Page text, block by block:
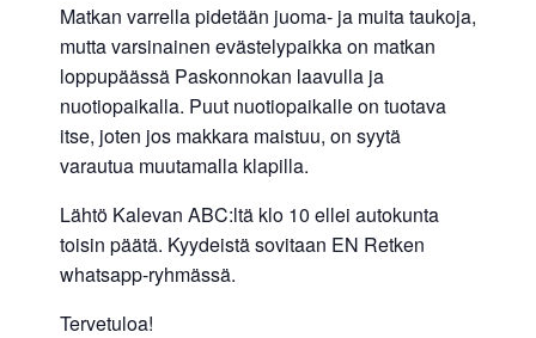
Matkan varrella pidetään juoma- ja muita taukoja,
mutta varsinainen evästelypaikka on matkan
loppupäässä Paskonnokan laavulla ja
nuotiopaikalla. Puut nuotiopaikalle on tuotava
itse, joten jos makkara maistuu, on syytä
varautua muutamalla klapilla.
Lähtö Kalevan ABC:ltä klo 10 ellei autokunta
toisin päätä. Kyydeistä sovitaan EN Retken
whatsapp-ryhmässä.
Tervetuloa!